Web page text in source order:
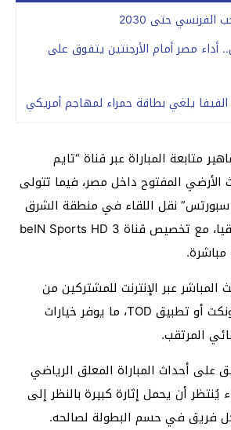
الفرنسي حتى 2030
أداء مصر أمام الأرجنتين يتفوق على
يلغي بطاقة حمراء لمهاجم أمريكي
متابعة المباراة عبر قناة “تايم
الأرضي المفتوح داخل مصر، فيما تتولى
نقل اللقاء في منطقة الشرق
الأوسط وشمال أفريقيا، مع تخصيص قناة beIN Sports HD 3
المباشر عبر الإنترنت للمشتركين من
خلال خدمة بي إن كونكت أو تطبيق TOD، ما يوفر خيارات
المرتقب.
على أحداث المباراة المعلق الرياضي
أن يحمل إثارة كبيرة بالنظر إلى
فريق في حسم البطولة لصالحه.